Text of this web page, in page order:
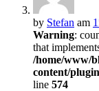
by Stefan am
Warning:
that
/home/www/
content/
line 574